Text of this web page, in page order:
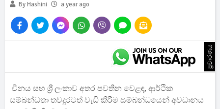
By Hashini
a year ago
ප්‍රචාරණය
චීනය සහ ශ්‍රී ලංකාව අතර පවතින වෙළඳ, ආර්ථික
සම්බන්ධතා තවදුරටත් වැඩි කිරීම සම්බන්ධයෙන් අවධානය